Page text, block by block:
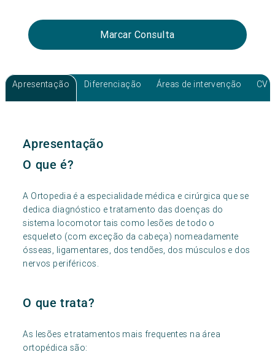
Marcar Consulta
Apresentação Diferenciação Áreas de intervenção CV
Apresentação
O que é?
A Ortopedia é a especialidade médica e cirúrgica que se
dedica diagnóstico e tratamento das doenças do
sistema locomotor tais como lesões de todo o
esqueleto (com exceção da cabeça) nomeadamente
ósseas, ligamentares, dos tendões, dos músculos e dos
nervos periféricos.
O que trata?
As lesões e tratamentos mais frequentes na área
ortopédica são: